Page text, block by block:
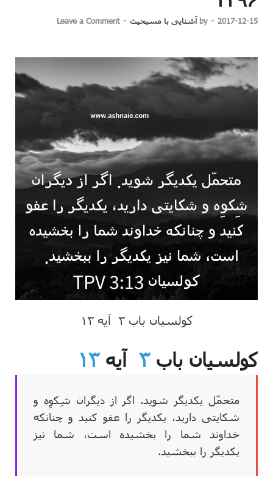
2017-12-15
-
by آشنایی با مسیحیت -
Leave a Comment
کولسیان باب ۳ آیه ۱۳
کولسیان باب ۳ آیه۱۳
متحمّل یکدیگر شوید. اگر از دیگران شِکوِه و
شکایتی دارید، یکدیگر را عفو کنید و چنانکه
خداوند شما را بخشیده است، شما نیز
یکدیگر را ببخشید.